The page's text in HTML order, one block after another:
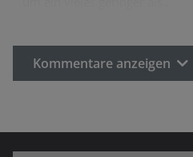
Kommentare anzeigen